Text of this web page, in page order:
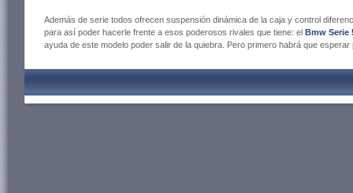
Además de serie todos ofrecen suspensión dinámica de la caja y control
para así poder hacerle frente a esos poderosos rivales que tiene: el Bmw Serie
ayuda de este modelo poder salir de la quiebra. Pero primero habrá que